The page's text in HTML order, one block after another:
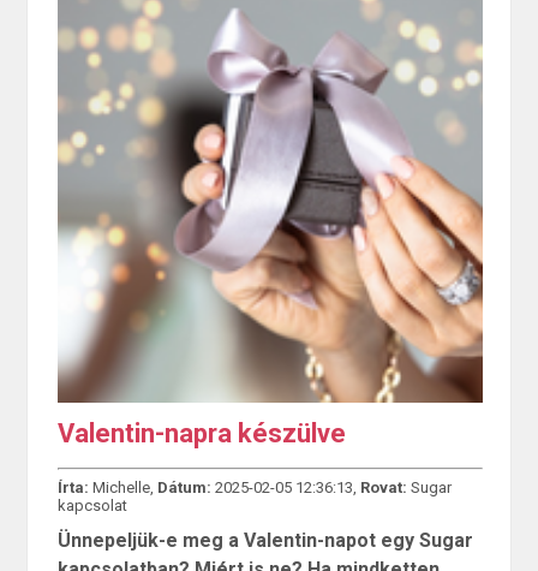
Valentin-napra készülve
Írta: Michelle, Dátum: 2025-02-05 12:36:13, Rovat: Sugar
kapcsolat
Ünnepeljük-e meg a Valentin-napot egy Sugar